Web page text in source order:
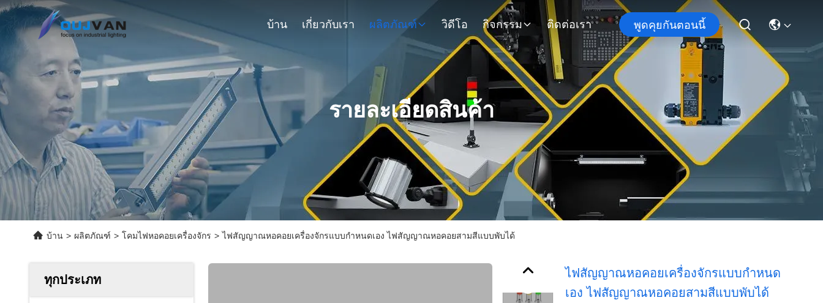
บ้าน เกี่ยวกับเรา ผลิตภัณฑ์ วิดีโอ กิจกรรม ติดต่อเรา พูดคุยกันตอนนี้
รายละเอียดสินค้า
บ้าน > ผลิตภัณฑ์ > โคมไฟหอคอยเครื่องจักร > ไฟสัญญาณหอคอยเครื่องจักรแบบกำหนดเอง ไฟสัญญาณหอคอยสามสีแบบพับได้
ทุกประเภท
ไฟสัญญาณหอคอยเครื่องจักรแบบกำหนด
เอง ไฟสัญญาณหอคอยสามสีแบบพับได้